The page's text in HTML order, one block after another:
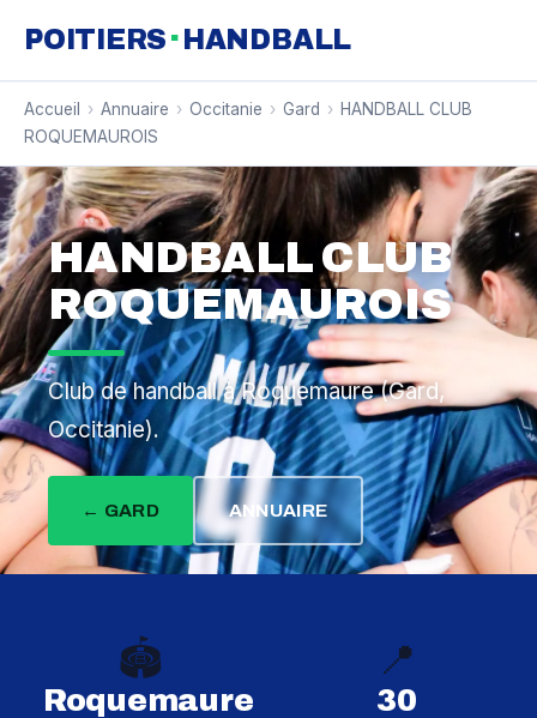
POITIERS · HANDBALL
Accueil › Annuaire › Occitanie › Gard › HANDBALL CLUB
ROQUEMAUROIS
HANDBALL CLUB
ROQUEMAUROIS
Club de handball à Roquemaure (Gard,
Occitanie).
← GARD ANNUAIRE
🏟️
Roquemaure
📍
30